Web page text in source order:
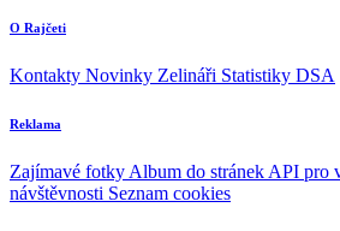
O Rajčeti
Kontakty Novinky Zelináři Statistiky DSA
Reklama
Zajímavé fotky Album do stránek API pro
návštěvnosti Seznam cookies